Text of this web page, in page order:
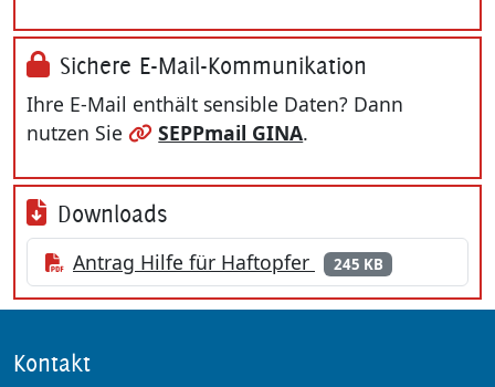
Sichere E-Mail-Kommunikation
Ihre E-Mail enthält sensible Daten? Dann
nutzen Sie
SEPPmail GINA.
Downloads
Antrag Hilfe für Haftopfer 245 KB
Kontakt